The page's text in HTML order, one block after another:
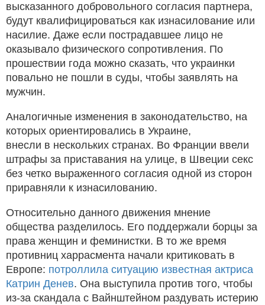
высказанного добровольного согласия партнера,
будут квалифицироваться как изнасилование или
насилие. Даже если пострадавшее лицо не
оказывало физического сопротивления. По
прошествии года можно сказать, что украинки
повально не пошли в суды, чтобы заявлять на
мужчин.
Аналогичные изменения в законодательство, на
которых ориентировались в Украине,
внесли в нескольких странах. Во Франции ввели
штрафы за приставания на улице, в Швеции секс
без четко выраженного согласия одной из сторон
приравняли к изнасилованию.
Относительно данного движения мнение
общества разделилось. Его поддержали борцы за
права женщин и феминистки. В то же время
противниц харрасмента начали критиковать в
Европе: потроллила ситуацию известная актриса
Катрин Денев. Она выступила против того, чтобы
из-за скандала с Вайнштейном раздувать истерию